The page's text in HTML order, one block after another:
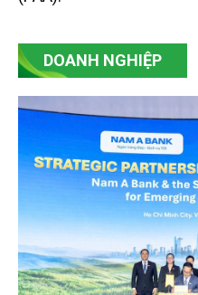
Seow - CEO Tổ chức
DOANH NGHIỆP